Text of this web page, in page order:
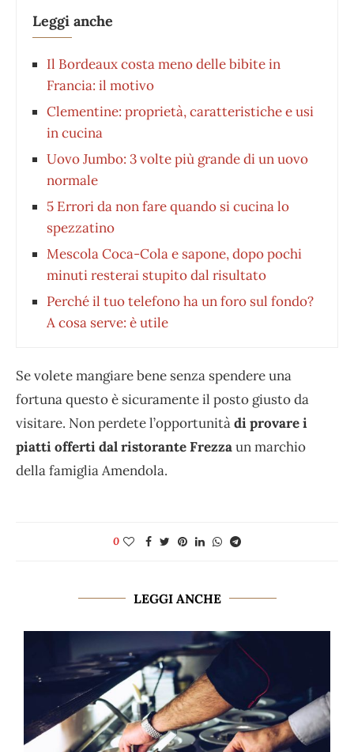
Leggi anche
Il Bordeaux costa meno delle bibite in
Francia: il motivo
Clementine: proprietà, caratteristiche e usi
in cucina
Uovo Jumbo: 3 volte più grande di un uovo
normale
5 Errori da non fare quando si cucina lo
spezzatino
Mescola Coca-Cola e sapone, dopo pochi
minuti resterai stupito dal risultato
Perché il tuo telefono ha un foro sul fondo?
A cosa serve: è utile
Se volete mangiare bene senza spendere una
fortuna questo è sicuramente il posto giusto da
visitare. Non perdete l’opportunitàdi provare i
piatti offerti dal ristorante Frezzaun marchio
della famiglia Amendola.
0
LEGGI ANCHE